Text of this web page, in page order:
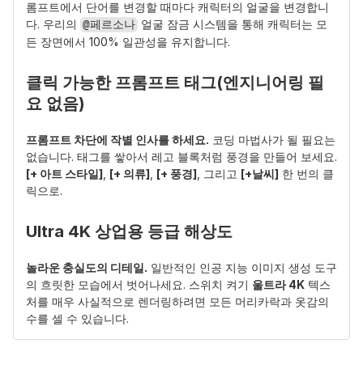
롬프트에서 단어를 변경할 때마다 캐릭터의 얼굴을 변경합니
다. 우리의 @페르소나 얼굴 잠금 시스템을 통해 캐릭터는 모
든 장면에서 100% 일관성을 유지합니다.
클릭 가능한 프롬프트 태그(엔지니어링 필
요 없음)
프롬프트 차단에 작별 인사를 하세요. 코딩 마법사가 될 필요는
[+ 아트 스타일] [+ 의류] [+ 풍경] , 그리고 [+날씨] 한 번의 클
릭으로.
Ultra 4K 상업용 등급 해상도
놀라운 충실도의 디테일. 일반적인 인공 지능 이미지 생성 도구
의 흐릿한 모습에서 벗어나세요. 스위치 켜기 울트라 4K 텍스
처를 매우 사실적으로 렌더링하려면 모든 머리카락과 옷감의
수를 셀 수 있습니다.